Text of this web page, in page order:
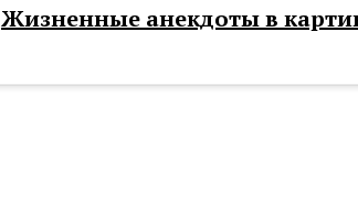
Жизненные анекдоты в